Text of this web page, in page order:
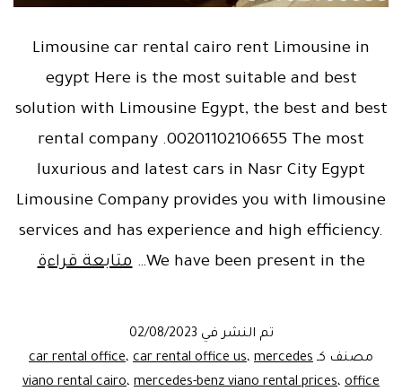
Limousine car rental cairo rent Limousine in
egypt Here is the most suitable and best
solution with Limousine Egypt, the best and best
rental company .00201102106655 The most
luxurious and latest cars in Nasr City Egypt
Limousine Company provides you with limousine
services and has experience and high efficiency.
We have been present in the…
متابعة قراءة
cairo
تم النشر في 02/08/2023
مصنف كـ
car rental office، car rental office us، mercedes
viano rental cairo، mercedes-benz viano rental prices، office